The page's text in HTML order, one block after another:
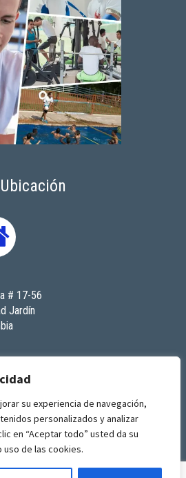
su experiencia de navegación,
personalizados y analizar
en “Aceptar todo” usted da su
de las cookies.
# 17-56
Jardín
derechos reservados. RenaSeres
byGFourmis